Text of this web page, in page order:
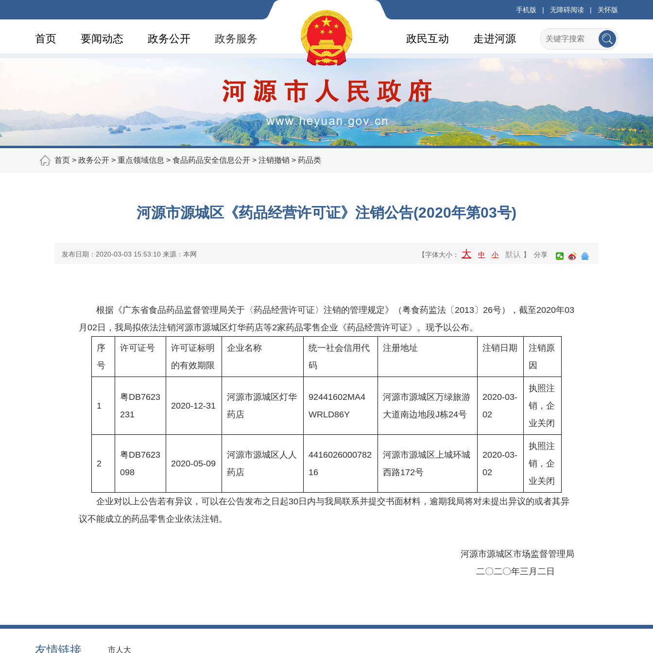
手机版 | 无障碍阅读 | 关怀版
首页 要闻动态 政务公开 政务服务 走进河源
政民互动
首页 > 政务公开 > 重点领域信息 > 食品药品安全信息公开 > 注销撤销 > 药品类
河源市源城区《药品经营许可证》注销公告(2020年第03号)
发布日期：2020-03-03 15:53:10 来源：本网 【字体大小： 大 中 小 默认 】 分享
根据《广东省食品药品监督管理局关于〈药品经营许可证〉注销的管理规定》（粤食药监法〔2013〕26号），截至2020年03
月02日，我局拟依法注销河源市源城区灯华药店等2家药品零售企业《药品经营许可证》。现予以公布。
序
号
许可证号
许可证标明
的有效期限
企业名称
统一社会信用代
码
注册地址 注销日期
注销原
因
1
粤DB7623
231
2020-12-31
河源市源城区灯华
药店
92441602MA4
WRLD86Y
河源市源城区万绿旅游
大道南边地段J栋24号
2020-03-
02
执照注
销，企
业关闭
2
粤DB7623
098
2020-05-09
河源市源城区人人
药店
4416026000782
16
河源市源城区上城环城
西路172号
2020-03-
02
执照注
销，企
业关闭
企业对以上公告若有异议，可以在公告发布之日起30日内与我局联系并提交书面材料，逾期我局将对未提出异议的或者其异
议不能成立的药品零售企业依法注销。
河源市源城区市场监督管理局
二〇二〇年三月二日
友情链接 市人大